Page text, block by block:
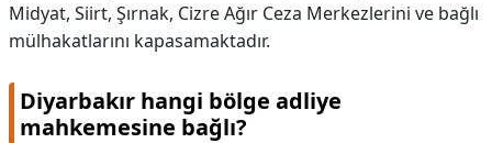
Midyat, Siirt, Şırnak, Cizre Ağır Ceza Merkezlerini ve bağlı
mülhakatlarını kapasamaktadır.
Diyarbakır hangi bölge adliye
mahkemesine bağlı?